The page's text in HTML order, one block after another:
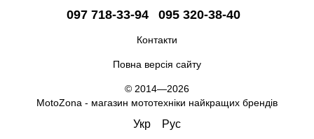
097 718-33-94 095 320-38-40
Контакти
Повна версія сайту
© 2014—2026
MotoZona - магазин мототехніки найкращих брендів
Укр Рус